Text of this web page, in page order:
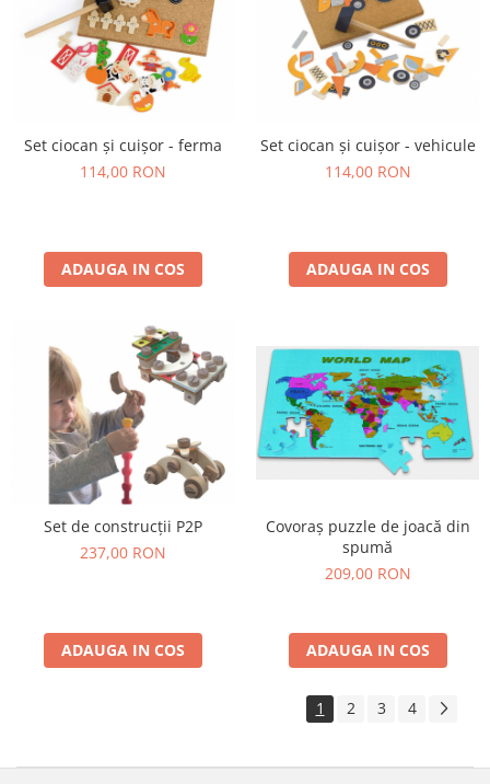
Set ciocan și cuișor - ferma
114,00 RON
ADAUGA IN COS
Set ciocan și cuișor - vehicule
114,00 RON
ADAUGA IN COS
Set de construcții P2P
237,00 RON
ADAUGA IN COS
Covoraș puzzle de joacă din
spumă
209,00 RON
ADAUGA IN COS
1 2 3 4